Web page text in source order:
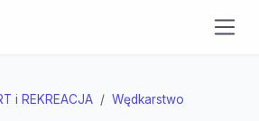
i REKREACJA
Wędkarstwo